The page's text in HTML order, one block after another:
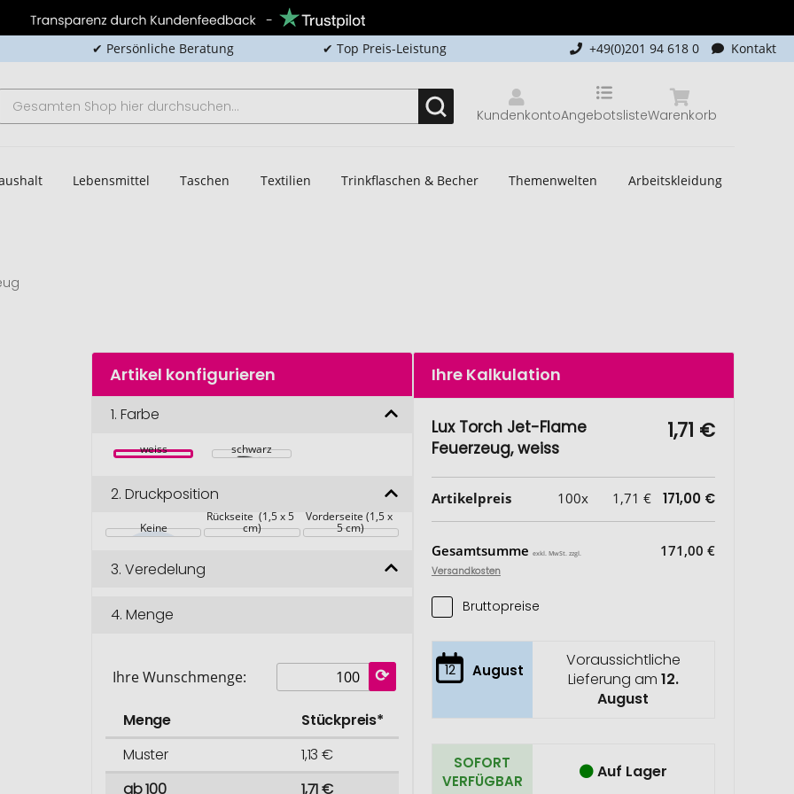
✔ Persönliche Beratung ✔ Top Preis-Leistung +49(0)201 94 618 0 Kontakt
Kundenkonto Warenkorb
Angebotsliste
Lebensmittel Taschen Textilien Trinkflaschen & Becher Themenwelten Arbeitskleidung
Artikel konfigurieren
1.Farbe
weiss schwarz
2.Druckposition
Keine
Rückseite  (1,5 x 5
cm)
Vorderseite (1,5 x
5 cm)
3.Veredelung
4.Menge
Ihre Wunschmenge:
Menge
Stückpreis*
Muster
1,13 €
ab 100
1,71 €
Ihre Kalkulation
Lux Torch Jet-Flame
Feuerzeug, weiss
1,71 €
Artikelpreis 100x 1,71 € 171,00 €
Gesamtsumme exkl. MwSt. zzgl.
Versandkosten
171,00 €
Bruttopreise
12 August
Voraussichtliche
Lieferung am 12.
August
SOFORT
VERFÜGBAR
Auf Lager